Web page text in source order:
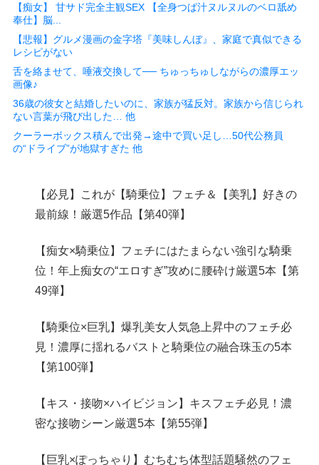
【痴女】 甘サド完全主観SEX 【全身つば汁ヌルヌルのベロ舐め
奉仕】脳...
【悲報】グルメ漫画の金字塔『美味しんぼ』、家庭で真似できる
レシピがない
舌を絡ませて、唾液交換して── ちゅっちゅしながらの濃厚エッ
画像♪
36歳の彼女と結婚したいのに、家族が猛反対。家族から信じられ
ない言葉が飛び出した… 他
クーラーボックス積んで出発→途中で買い足し…50代公務員
の“ドライブ”が地獄すぎた 他
【必見】これが【騎乗位】フェチ＆【美乳】好きの
最前線！厳選5作品【第40弾】
【痴女×騎乗位】フェチにはたまらない強引な騎乗
位！年上痴女の“エロすぎ”攻めに腰砕け厳選5本【第
49弾】
【騎乗位×巨乳】爆乳美女人気急上昇中のフェチ必
見！濃厚に揺れるバストと騎乗位の融合珠玉の5本
【第100弾】
【キス・接吻×ハイビジョン】キスフェチ必見！濃
密な接吻シーン厳選5本【第55弾】
【巨乳×ぽっちゃり】むちむち体型話題騒然のフェ